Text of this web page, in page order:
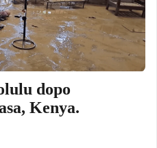
dopo
Kenya.